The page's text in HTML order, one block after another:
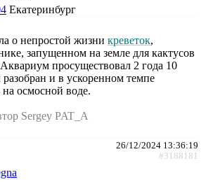
Екатеринбург
о непростой жизни креветок,
запущенном на земле для кактусов
просуществовал 2 года 10
и в ускоренном темпе
осмосной воде.
Sergey PAT_A
26/12/2024 13:36:19
#3188181